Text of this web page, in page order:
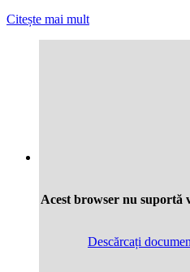
Citește mai mult
Acest browser nu suportă
Descărcați